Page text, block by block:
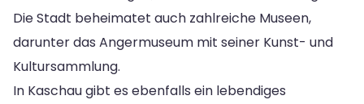
Die Stadt beheimatet auch zahlreiche Museen,
darunter das Angermuseum mit seiner Kunst- und
Kultursammlung.
In Kaschau gibt es ebenfalls ein lebendiges